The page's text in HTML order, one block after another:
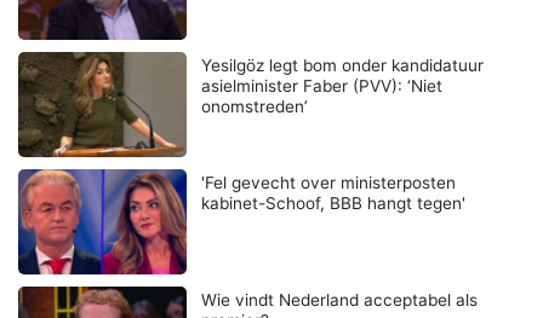
Yesilgöz legt bom onder kandidatuur
asielminister Faber (PVV): ‘Niet
onomstreden’
'Fel gevecht over ministerposten
kabinet-Schoof, BBB hangt tegen'
Wie vindt Nederland acceptabel als